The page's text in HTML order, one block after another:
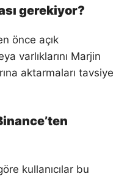
gerekiyor?
önce açık
varlıklarını Marjin
aktarmaları tavsiye
kullanıcılar bu